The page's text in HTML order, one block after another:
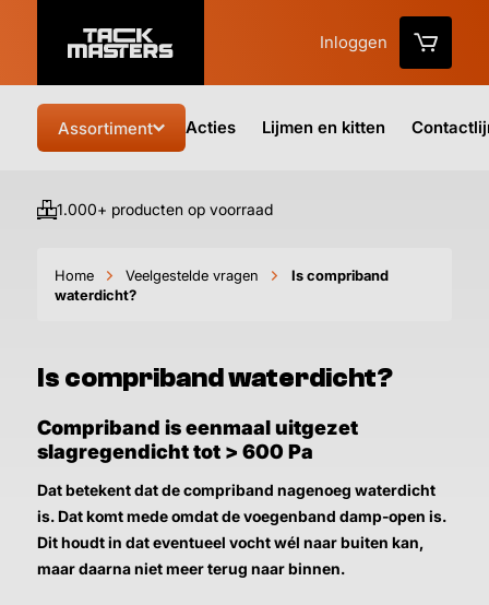
Inloggen
Assortiment Acties Lijmen en kitten
1.000+ producten op voorraad
Home Veelgestelde vragen
Is compriband
waterdicht?
Is compriband waterdicht?
Compriband is eenmaal uitgezet
slagregendicht tot > 600 Pa
Dat betekent dat de compriband nagenoeg waterdicht
is. Dat komt mede omdat de voegenband damp-open is.
Dit houdt in dat eventueel vocht wél naar buiten kan,
maar daarna niet meer terug naar binnen.